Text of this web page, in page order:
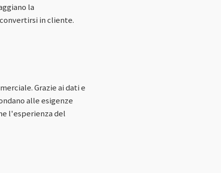
la
in cliente.
Grazie ai dati e
alle esigenze
l'esperienza del